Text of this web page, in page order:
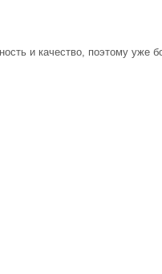
и качество, поэтому уже